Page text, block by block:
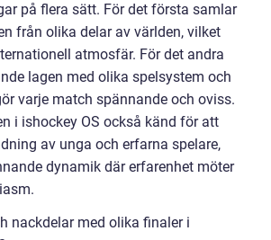
på flera sätt. För det första samlar
från olika delar av världen, vilket
atmosfär. För det andra
lagen med olika spelsystem och
varje match spännande och oviss.
i ishockey OS också känd för att
av unga och erfarna spelare,
dynamik där erfarenhet möter
nackdelar med olika finaler i